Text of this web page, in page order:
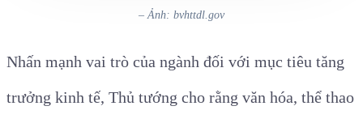
– Ảnh: bvhttdl.gov
Nhấn mạnh vai trò của ngành đối với mục tiêu tăng
trưởng kinh tế, Thủ tướng cho rằng văn hóa, thể thao